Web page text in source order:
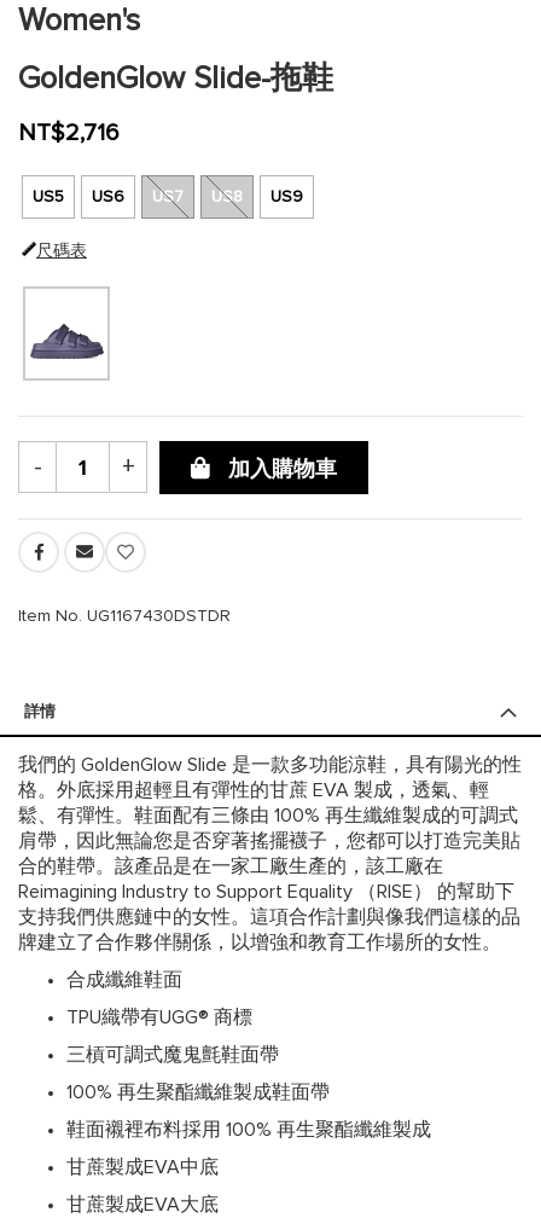
庫
開
Women's
GoldenGlow Slide-拖鞋
NT$2,716
US5 US6 US7 US8 US9
尺碼表
- + 加入購物車
Item No. UG1167430DSTDR
詳情
我們的 GoldenGlow Slide 是一款多功能涼鞋，具有陽光的性
格。外底採用超輕且有彈性的甘蔗 EVA 製成，透氣、輕
鬆、有彈性。鞋面配有三條由 100% 再生纖維製成的可調式
肩帶，因此無論您是否穿著搖擺襪子，您都可以打造完美貼
合的鞋帶。該產品是在一家工廠生產的，該工廠在
Reimagining Industry to Support Equality （RISE） 的幫助下
支持我們供應鏈中的女性。這項合作計劃與像我們這樣的品
牌建立了合作夥伴關係，以增強和教育工作場所的女性。
合成纖維鞋面
TPU織帶有UGG® 商標
三槓可調式魔鬼氈鞋面帶
100% 再生聚酯纖維製成鞋面帶
鞋面襯裡布料採用 100% 再生聚酯纖維製成
甘蔗製成EVA中底
甘蔗製成EVA大底